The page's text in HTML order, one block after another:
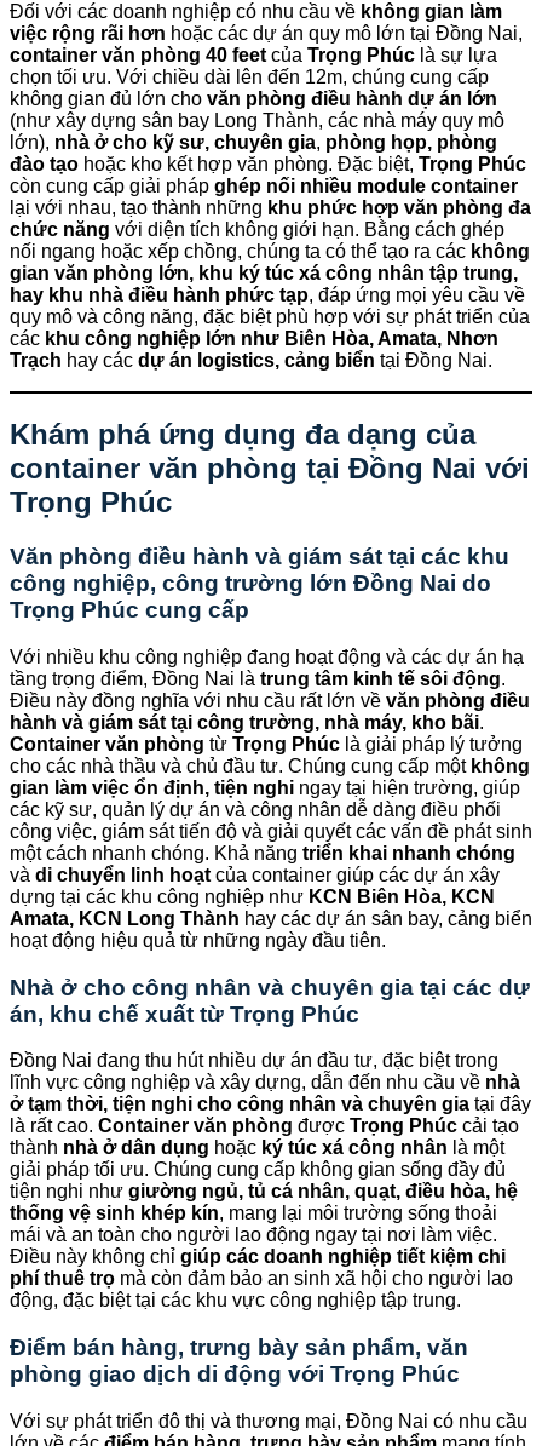
Đối với các doanh nghiệp có nhu cầu về không gian làm
việc rộng rãi hơn hoặc các dự án quy mô lớn tại Đồng Nai,
container văn phòng 40 feetcủa Trọng Phúc là sự lựa
chọn tối ưu. Với chiều dài lên đến 12m, chúng cung cấp
không gian đủ lớn cho văn phòng điều hành dự án lớn
(như xây dựng sân bay Long Thành, các nhà máy quy mô
lớn), nhà ở cho kỹ sư, chuyên gia, phòng họp, phòng
đào tạo hoặc kho kết hợp văn phòng. Đặc biệt, Trọng Phúc
còn cung cấp giải pháp ghép nối nhiều module container
lại với nhau, tạo thành những khu phức hợp văn phòng đa
chức năng với diện tích không giới hạn. Bằng cách ghép
nối ngang hoặc xếp chồng, chúng ta có thể tạo ra các không
gian văn phòng lớn, khu ký túc xá công nhân tập trung,
hay khu nhà điều hành phức tạp, đáp ứng mọi yêu cầu về
quy mô và công năng, đặc biệt phù hợp với sự phát triển của
các khu công nghiệp lớn như Biên Hòa, Amata, Nhơn
Trạch hay các dự án logistics, cảng biển tại Đồng Nai.
Khám phá ứng dụng đa dạng của
container văn phòng tại Đồng Nai với
Trọng Phúc
Văn phòng điều hành và giám sát tại các khu
công nghiệp, công trường lớn Đồng Nai do
Trọng Phúc cung cấp
Với nhiều khu công nghiệp đang hoạt động và các dự án hạ
tầng trọng điểm, Đồng Nai là trung tâm kinh tế sôi động.
Điều này đồng nghĩa với nhu cầu rất lớn về văn phòng điều
hành và giám sát tại công trường, nhà máy, kho bãi.
Container văn phòng từ Trọng Phúc là giải pháp lý tưởng
cho các nhà thầu và chủ đầu tư. Chúng cung cấp một không
gian làm việc ổn định, tiện nghi ngay tại hiện trường, giúp
các kỹ sư, quản lý dự án và công nhân dễ dàng điều phối
công việc, giám sát tiến độ và giải quyết các vấn đề phát sinh
một cách nhanh chóng. Khả năng triển khai nhanh chóng
và di chuyển linh hoạt của container giúp các dự án xây
dựng tại các khu công nghiệp như KCN Biên Hòa, KCN
Amata, KCN Long Thành hay các dự án sân bay, cảng biển
hoạt động hiệu quả từ những ngày đầu tiên.
Nhà ở cho công nhân và chuyên gia tại các dự
án, khu chế xuất từ Trọng Phúc
Đồng Nai đang thu hút nhiều dự án đầu tư, đặc biệt trong
lĩnh vực công nghiệp và xây dựng, dẫn đến nhu cầu về nhà
ở tạm thời, tiện nghi cho công nhân và chuyên gia tại đây
là rất cao. Container văn phòng được Trọng Phúc cải tạo
thành nhà ở dân dụng hoặc ký túc xá công nhân là một
giải pháp tối ưu. Chúng cung cấp không gian sống đầy đủ
tiện nghi như giường ngủ, tủ cá nhân, quạt, điều hòa, hệ
thống vệ sinh khép kín, mang lại môi trường sống thoải
mái và an toàn cho người lao động ngay tại nơi làm việc.
Điều này không chỉ giúp các doanh nghiệp tiết kiệm chi
phí thuê trọ mà còn đảm bảo an sinh xã hội cho người lao
động, đặc biệt tại các khu vực công nghiệp tập trung.
Điểm bán hàng, trưng bày sản phẩm, văn
phòng giao dịch di động với Trọng Phúc
Với sự phát triển đô thị và thương mại, Đồng Nai có nhu cầu